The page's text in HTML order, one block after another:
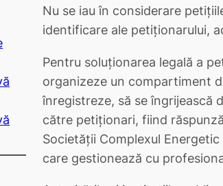
Nu se iau în considerare
identificare ale petiţionarului,
Pentru soluţionarea legală a
organizeze un compartiment
înregistreze, să se îngrijească
către petiţionari, fiind
Societăţii Complexul
care gestionează cu